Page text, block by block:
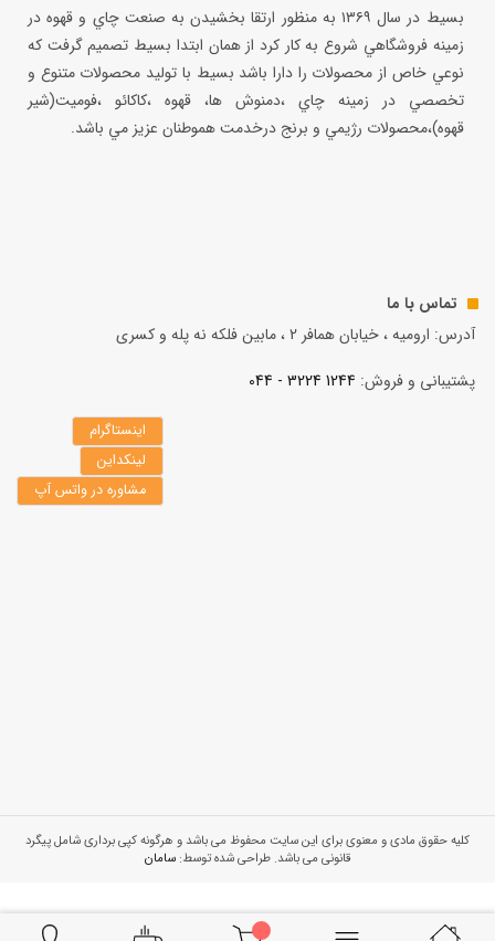
بسيط در سال ۱۳۶۹ به منظور ارتقا بخشيدن به صنعت چاي و قهوه در
زمينه فروشگاهي شروع به كار كرد از همان ابتدا بسيط تصميم گرفت كه
نوعي خاص از محصولات را دارا باشد بسيط با توليد محصولات متنوع و
تخصصي در زمينه چاي ،دمنوش ها، قهوه ،كاكائو ،فوميت(شير
قهوه)،محصولات رژيمي و برنج درخدمت هموطنان عزيز مي باشد.
تماس با ما
آدرس: ارومیه ، خیابان همافر 2 ، مابين فلكه نه پله و کسری
پشتیبانی و فروش: 1244 3224 - 044
اینستاگرام
لینکداین
مشاوره در واتس آپ
کلیه حقوق مادی و معنوی برای این سایت محفوظ می باشد و هرگونه کپی برداری شامل پیگرد
قانونی می باشد. طراحی شده توسط:سامان